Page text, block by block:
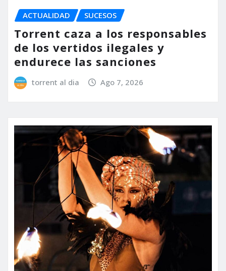
ACTUALIDAD SUCESOS
Torrent caza a los responsables
de los vertidos ilegales y
endurece las sanciones
torrent al dia Ago 7, 2026